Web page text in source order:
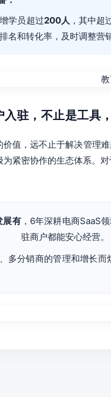
学员超过200人 ，其中超
名和转化率，及时调整
入驻，不止是工具
值，远不止于解决管理
紧密协作的生态体系。
展有，6年深耕电商SaaS
驻商户都能安心经营。
多分销商的管理和增长